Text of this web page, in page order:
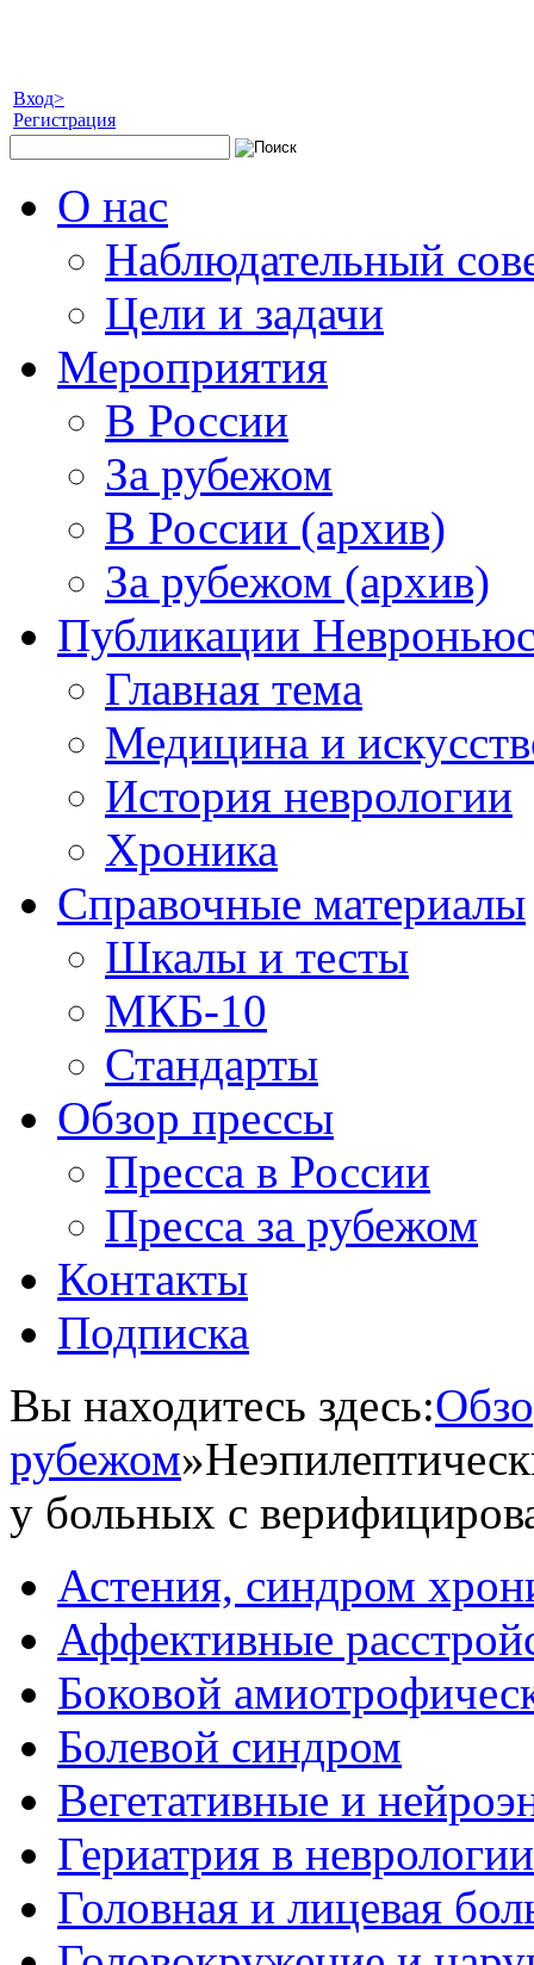
Вход>
Регистрация
О нас
Наблюдательный
Цели и задачи
Мероприятия
В России
За рубежом
В России (архив)
За рубежом (архив)
Публикации
Главная тема
Медицина и
История неврологии
Хроника
Справочные материалы
Шкалы и тесты
МКБ-10
Стандарты
Обзор прессы
Пресса в России
Пресса за рубежом
Контакты
Подписка
Вы находитесь здесь:
рубежом»
у больных с
Астения, синдром
Аффективные
Боковой
Болевой синдром
Вегетативные и
Гериатрия в неврологии
Головная и лицевая